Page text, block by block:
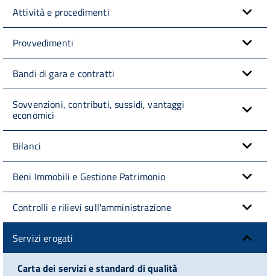
Attività e procedimenti
Provvedimenti
Bandi di gara e contratti
Sovvenzioni, contributi, sussidi, vantaggi
economici
Bilanci
Beni Immobili e Gestione Patrimonio
Controlli e rilievi sull'amministrazione
Servizi erogati
Carta dei servizi e standard di qualità